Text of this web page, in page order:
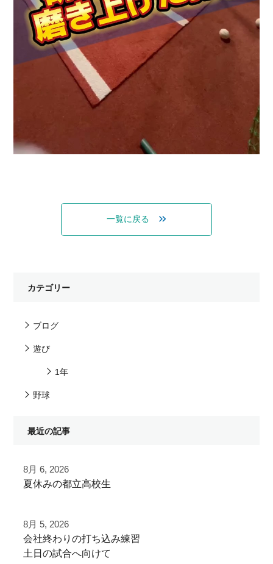
一覧に戻る
カテゴリー
ブログ
遊び
1年
野球
最近の記事
8月 6, 2026
夏休みの都立高校生
早速秋に向けた自主練
ご利用ありがとうございました
8月 5, 2026
⁡会社終わりの打ち込み⁡練習⁡
⁡土日の試合へ向けて⁡